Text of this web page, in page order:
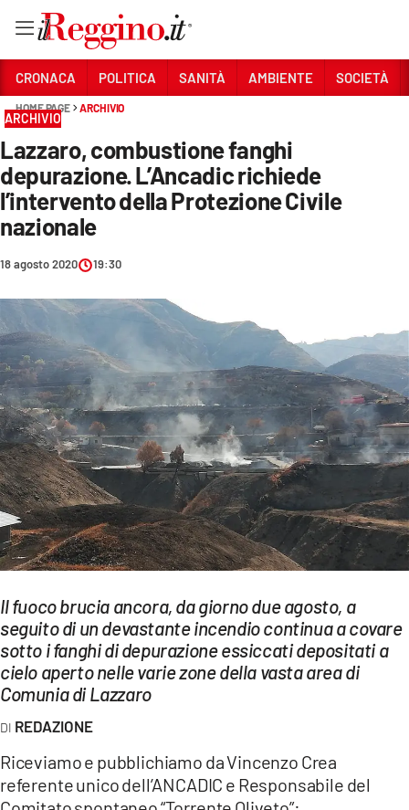
Sezioni
CRONACA
POLITICA
SANITÀ
AMBIENTE
SOCIETÀ
CULTURA
ECONOMIA E LAVORO
EVENTI
SPORT
Streaming
LAC TV
LAC ONAIR
LaC
Network
LACPLAY.IT
LACTV.IT
CRONACA POLITICA SANITÀ AMBIENTE SOCIETÀ
HOME PAGE ARCHIVIO
ARCHIVIO
Lazzaro, combustione fanghi
depurazione. L’Ancadic richiede
l’intervento della Protezione Civile
nazionale
18 agosto 2020 19:30
Il fuoco brucia ancora, da giorno due agosto, a
seguito di un devastante incendio continua a covare
sotto i fanghi di depurazione essiccati depositati a
cielo aperto nelle varie zone della vasta area di
Comunia di Lazzaro
REDAZIONE
Riceviamo e pubblichiamo da Vincenzo Crea
referente unico dell’ANCADIC e Responsabile del